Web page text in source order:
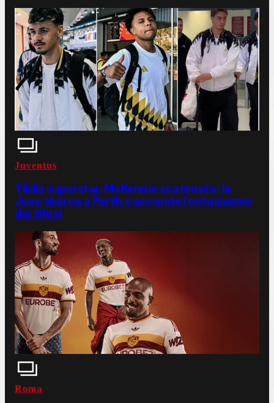
Juventus
Yildiz superstar, McKennie scatenato: la
Juve sbarca a Perth e accende l'entusiasmo
dei tifosi
Roma